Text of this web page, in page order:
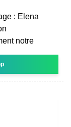
: Elena
notre